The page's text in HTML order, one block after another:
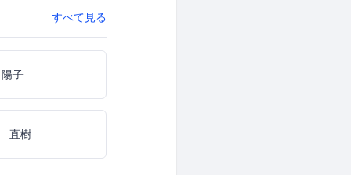
すべて見る
陽子
直樹